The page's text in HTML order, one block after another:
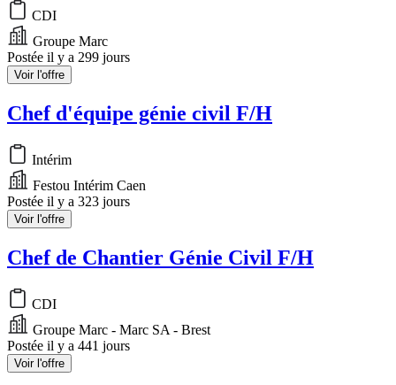
CDI
Groupe Marc
Postée il y a 299 jours
Voir l'offre
Chef d'équipe génie civil F/H
Intérim
Festou Intérim Caen
Postée il y a 323 jours
Voir l'offre
Chef de Chantier Génie Civil F/H
CDI
Groupe Marc - Marc SA - Brest
Postée il y a 441 jours
Voir l'offre